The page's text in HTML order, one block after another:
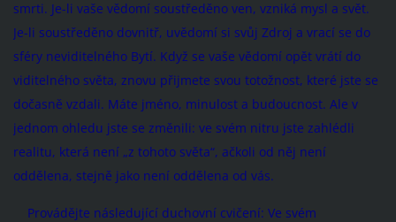
smrti. Je-li vaše vědomí soustředěno ven, vzniká mysl a svět.
Je-li soustředěno dovnitř, uvědomí si svůj Zdroj a vrací se do
sféry neviditelného Bytí. Když se vaše vědomí opět vrátí do
viditelného světa, znovu přijmete svou totožnost, které jste se
dočasně vzdali. Máte jméno, minulost a budoucnost. Ale v
jednom ohledu jste se změnili: ve svém nitru jste zahlédli
realitu, která není „z tohoto světa“, ačkoli od něj není
oddělena, stejně jako není oddělena od vás.
Provádějte následující duchovní cvičení: Ve svém